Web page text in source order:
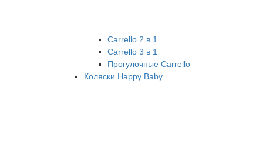
Carrello 2 в 1
Carrello 3 в 1
Прогулочные Carrello
Коляски Happy Baby